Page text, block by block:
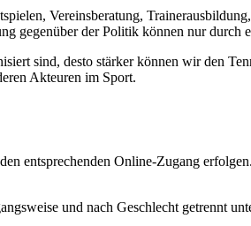
Vereinsberatung,
gegenüber der Politik können nur
sind, desto stärker können wir den
Akteuren im Sport.
entsprechenden Online-Zugang erfolgen.
und nach Geschlecht getrennt